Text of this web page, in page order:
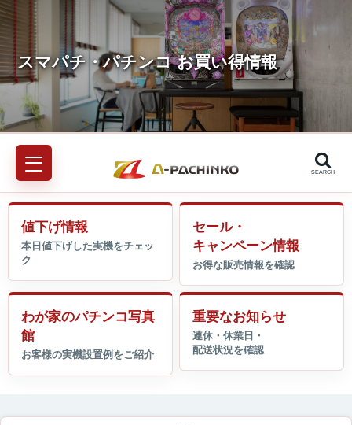
SEARCH
値下げ情報
セール・
キャンペーン情報
わが家のパチンコ写真
館
重要なお知らせ